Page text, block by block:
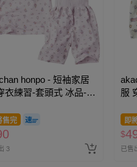
honpo - 短袖家居
衣練習-套頭式 冰品-紫
售完
3
服
即
$
已售